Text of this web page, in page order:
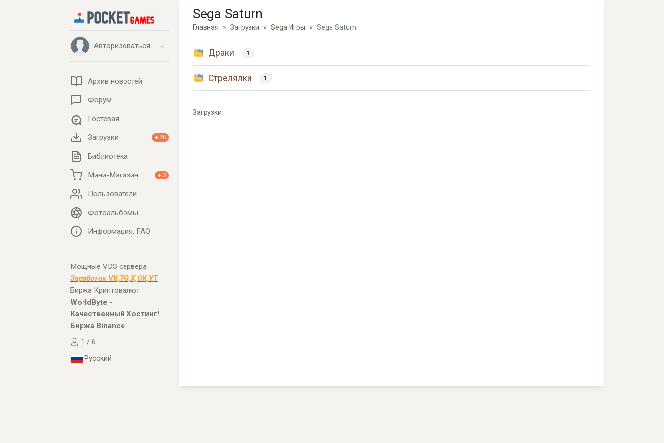
Авторизоваться
Архив новостей
Форум
Гостевая
Загрузки + 26
Библиотека
Мини-Магазин + 3
Пользователи
Фотоальбомы
Информация, FAQ
Мощные VDS сервера
Заработок VK,TG,X,OK,YT
Биржа Криптовалют
WorldByte -
Качественный Хостинг!
Биржа Binance
1 / 6
Русский
Sega Saturn
Главная Загрузки Sega Игры Sega Saturn
Драки 1
Стрелялки 1
Загрузки